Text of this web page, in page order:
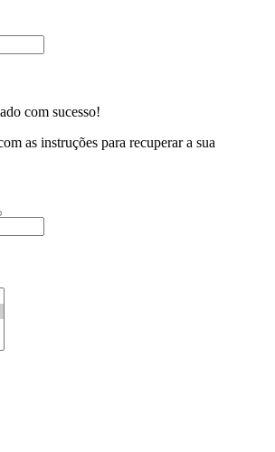
com sucesso!
as instruções para recuperar a sua